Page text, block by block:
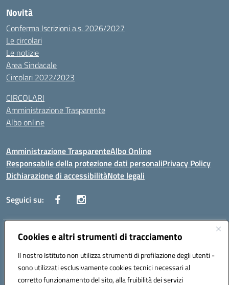
Cookies e altri strumenti di tracciamento
Il nostro Istituto non utilizza strumenti di profilazione degli utenti -
sono utilizzati esclusivamente cookies tecnici necessari al
corretto funzionamento del sito, alla fruibilità dei servizi
Novità
Conferma Iscrizioni a.s. 2026/2027
Le circolari
Le notizie
Area Sindacale
Circolari 2022/2023
CIRCOLARI
Amministrazione Trasparente
Albo online
Amministrazione TrasparenteAlbo Online
Responsabile della protezione dati personaliPrivacy Policy
Dichiarazione di accessibilitàNote legali
Seguici su:
Indirizzo:Corso Vittorio Emanuele, 27 90133 - Palermo
Posta elettronica certificata (PEC):pais03600r@pec.istruzione.it
Codice fiscale: 97308550827